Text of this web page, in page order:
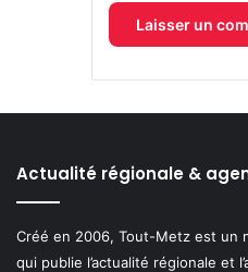
Actualité régionale &
Créé en 2006, Tout-Metz est un
qui publie l’actualité régionale et